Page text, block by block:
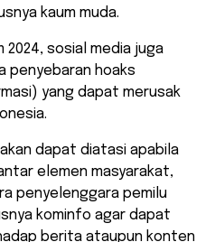
kaum muda.
2024, sosial media juga
penyebaran hoaks
yang dapat merusak
dapat diatasi apabila
elemen masyarakat,
penyelenggara pemilu
kominfo agar dapat
berita ataupun konten